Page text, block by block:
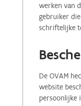
werken van
gebruiker
schriftelijke
De OVAM
website
persoonlijke